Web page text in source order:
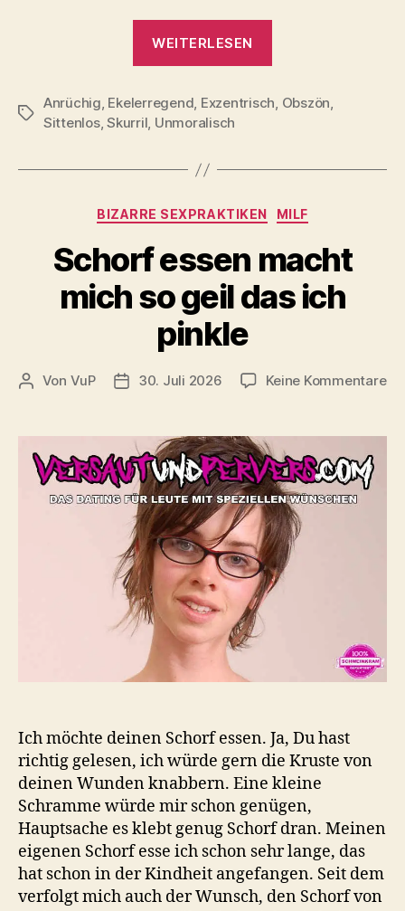
WEITERLESEN
macht
Schlagwörter
Anrüchig, Ekelerregend, Exzentrisch, Obszön,
Sittenlos,Skurril, Unmoralisch
Kategorien
BIZARRE SEXPRAKTIKEN MILF
Schorf essen macht
mich so geil das ich
pinkle
Beitragsautor
Von VuP Veröffentlichungsdatum
30. Juli 2026 Keine Kommentarezu
Ich möchte deinen Schorf essen. Ja, Du hast
richtig gelesen, ich würde gern die Kruste von
deinen Wunden knabbern. Eine kleine
Schramme würde mir schon genügen,
Hauptsache es klebt genug Schorf dran. Meinen
eigenen Schorf esse ich schon sehr lange, das
hat schon in der Kindheit angefangen. Seit dem
verfolgt mich auch der Wunsch, den Schorf von